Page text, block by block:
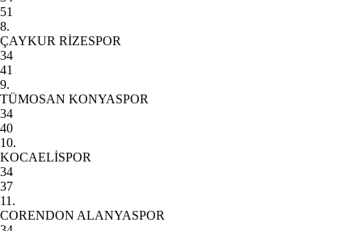
51
8.
ÇAYKUR RİZESPOR
34
41
9.
TÜMOSAN KONYASPOR
34
40
10.
KOCAELİSPOR
34
37
11.
CORENDON ALANYASPOR